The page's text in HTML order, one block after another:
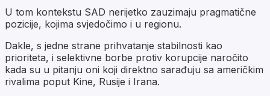
U tom kontekstu SAD nerijetko zauzimaju pragmatične
pozicije, kojima svjedočimo i u regionu.
Dakle, s jedne strane prihvatanje stabilnosti kao
prioriteta, i selektivne borbe protiv korupcije naročito
kada su u pitanju oni koji direktno sarađuju sa američkim
rivalima poput Kine, Rusije i Irana.